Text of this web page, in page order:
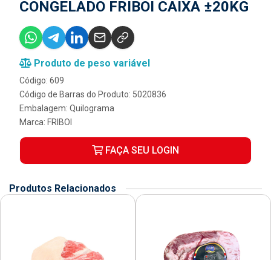
CONGELADO FRIBOI CAIXA ±20KG
Produto de peso variável
Código: 609
Código de Barras do Produto: 5020836
Embalagem: Quilograma
Marca: FRIBOI
FAÇA SEU LOGIN
Produtos Relacionados